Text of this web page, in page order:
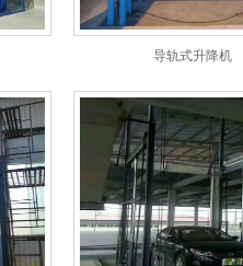
导轨式升降机